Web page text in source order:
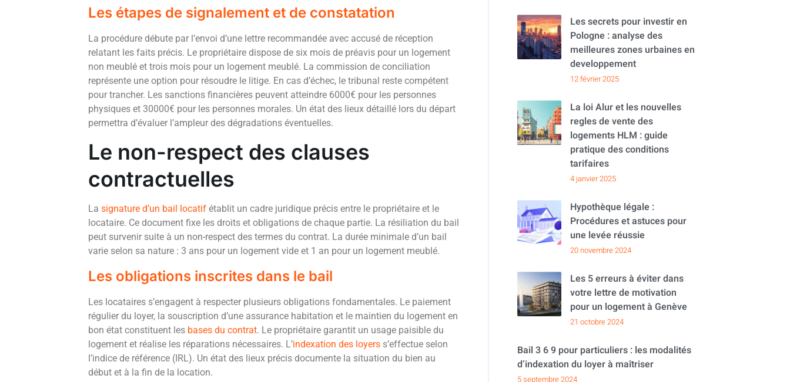
Les étapes de signalement et de constatation
La procédure débute par l’envoi d’une lettre recommandée avec accusé de réception
relatant les faits précis. Le propriétaire dispose de six mois de préavis pour un logement
non meublé et trois mois pour un logement meublé. La commission de conciliation
représente une option pour résoudre le litige. En cas d’échec, le tribunal reste compétent
pour trancher. Les sanctions financières peuvent atteindre 6000€ pour les personnes
physiques et 30000€ pour les personnes morales. Un état des lieux détaillé lors du départ
permettra d’évaluer l’ampleur des dégradations éventuelles.
Le non-respect des clauses
contractuelles
La signature d’un bail locatif établit un cadre juridique précis entre le propriétaire et le
locataire. Ce document fixe les droits et obligations de chaque partie. La résiliation du bail
peut survenir suite à un non-respect des termes du contrat. La durée minimale d’un bail
varie selon sa nature : 3 ans pour un logement vide et 1 an pour un logement meublé.
Les obligations inscrites dans le bail
Les locataires s’engagent à respecter plusieurs obligations fondamentales. Le paiement
régulier du loyer, la souscription d’une assurance habitation et le maintien du logement en
bon état constituent les bases du contrat. Le propriétaire garantit un usage paisible du
logement et réalise les réparations nécessaires. L’indexation des loyers s’effectue selon
l’indice de référence (IRL). Un état des lieux précis documente la situation du bien au
début et à la fin de la location.
Les secrets pour investir en
Pologne : analyse des
meilleures zones urbaines en
developpement
12 février 2025
La loi Alur et les nouvelles
regles de vente des
logements HLM : guide
pratique des conditions
tarifaires
4 janvier 2025
Hypothèque légale :
Procédures et astuces pour
une levée réussie
20 novembre 2024
Les 5 erreurs à éviter dans
votre lettre de motivation
pour un logement à Genève
21 octobre 2024
Bail 3 6 9 pour particuliers : les modalités
d’indexation du loyer à maîtriser
5 septembre 2024